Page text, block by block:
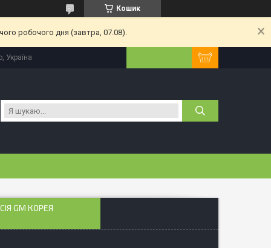
Кошик
робочого дня (завтра, 07.08).
Україна
GM КОРЕЯ